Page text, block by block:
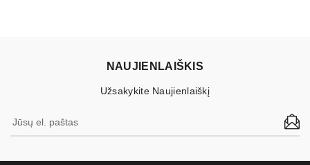
NAUJIENLAIŠKIS
Užsakykite Naujienlaiškį